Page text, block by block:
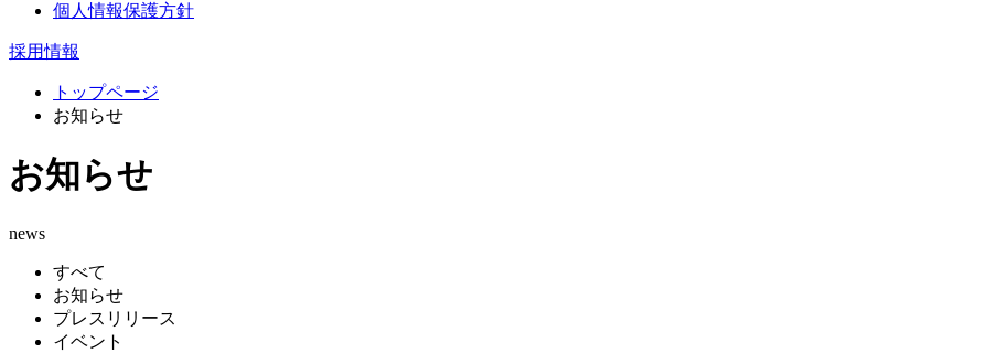
個人情報保護方針
採用情報
トップページ
お知らせ
お知らせ
news
すべて
お知らせ
プレスリリース
イベント